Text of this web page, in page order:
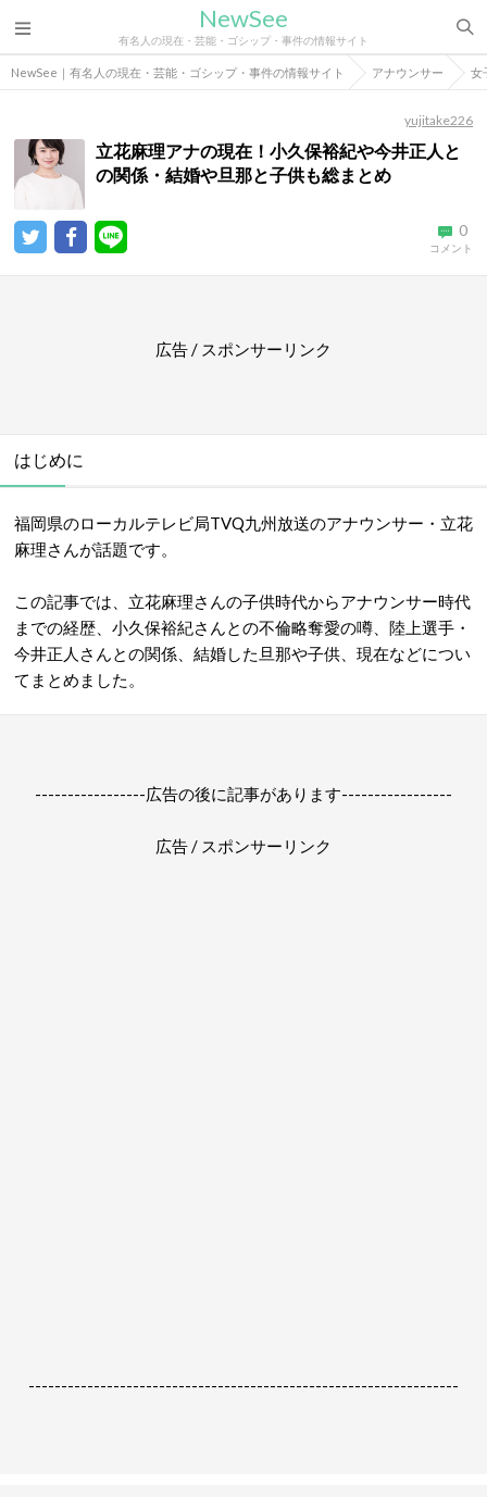
NewSee
有名人の現在・芸能・ゴシップ・事件の情報サイト
NewSee｜有名人の現在・芸能・ゴシップ・事件の情報サイト アナウンサー 女
yujitake226
立花麻理アナの現在！小久保裕紀や今井正人と
の関係・結婚や旦那と子供も総まとめ
0
コメント
広告 / スポンサーリンク
はじめに
福岡県のローカルテレビ局TVQ九州放送のアナウンサー・立花
麻理さんが話題です。
この記事では、立花麻理さんの子供時代からアナウンサー時代
までの経歴、小久保裕紀さんとの不倫略奪愛の噂、陸上選手・
今井正人さんとの関係、結婚した旦那や子供、現在などについ
てまとめました。
-----------------広告の後に記事があります-----------------
広告 / スポンサーリンク
------------------------------------------------------------------